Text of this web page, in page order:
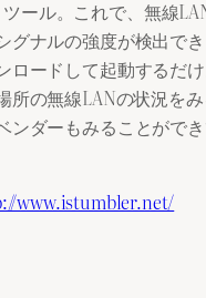
ール。これで、無線
グナルの強度が検出で
ロードして起動するだ
所の無線LANの状況を
ンダーもみることがで
www.istumbler.net/